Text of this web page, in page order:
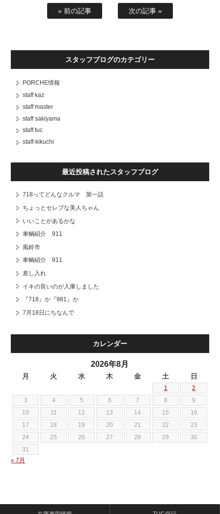
« 前の記事 次の記事 »
スタッフブログのカテゴリー
PORCHE情報
staff kaz
staff master
staff sakiyama
staff tuc
staff-kikuchi
最近投稿されたスタッフブログ
718ってどんなクルマ 第一話
ちょっとセレブな美人ちゃん
いいことがあるかな
車輌紹介 911
風鈴市
車輌紹介 911
差し入れ
イキの良いのが入庫しました
『718』か『981』か
7月18日にちなんで
カレンダー
2026年8月
月 火 水 木 金 土 日
1
2
3
4 5 6 7 8
9
10
11 12 13 14 15
16
17
18 19 20 21 22
23
24
25 26 27 28 29
30
31
« 7月